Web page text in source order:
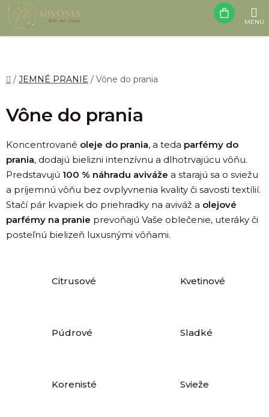
Prejsť
na
obsah
Domov
/ JEMNÉ PRANIE / Vône do prania
Vône do prania
Koncentrované oleje do prania, a teda parfémy do
prania, dodajú bielizni intenzívnu a dlhotrvajúcu vôňu.
Predstavujú 100 % náhradu aviváže a starajú sa o sviežu
a príjemnú vôňu bez ovplyvnenia kvality či savosti textílií.
Stačí pár kvapiek do priehradky na aviváž a olejové
parfémy na pranie prevoňajú Vaše oblečenie, uteráky či
posteľnú bielizeň luxusnými vôňami.
Citrusové Kvetinové
Púdrové Sladké
Korenisté Svieže